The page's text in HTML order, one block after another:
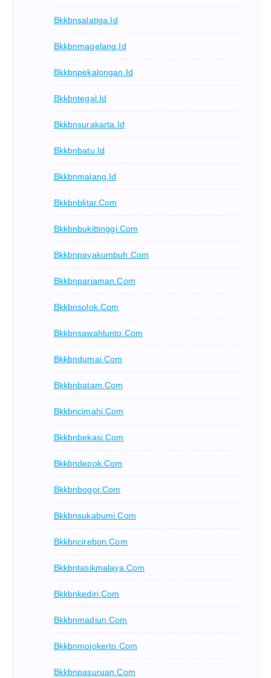
Bkkbnsalatiga.id
Bkkbnmagelang.id
Bkkbnpekalongan.id
Bkkbntegal.id
Bkkbnsurakarta.id
Bkkbnbatu.id
Bkkbnmalang.id
Bkkbnblitar.com
Bkkbnbukittinggi.com
Bkkbnpayakumbuh.com
Bkkbnpariaman.com
Bkkbnsolok.com
Bkkbnsawahlunto.com
Bkkbndumai.com
Bkkbnbatam.com
Bkkbncimahi.com
Bkkbnbekasi.com
Bkkbndepok.com
Bkkbnbogor.com
Bkkbnsukabumi.com
Bkkbncirebon.com
Bkkbntasikmalaya.com
Bkkbnkediri.com
Bkkbnmadiun.com
Bkkbnmojokerto.com
Bkkbnpasuruan.com